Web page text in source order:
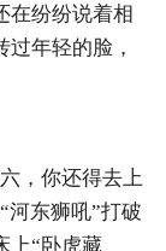
在纷纷说着相
年轻的脸，
，你还得去上
河东狮吼”打破
上“卧虎藏